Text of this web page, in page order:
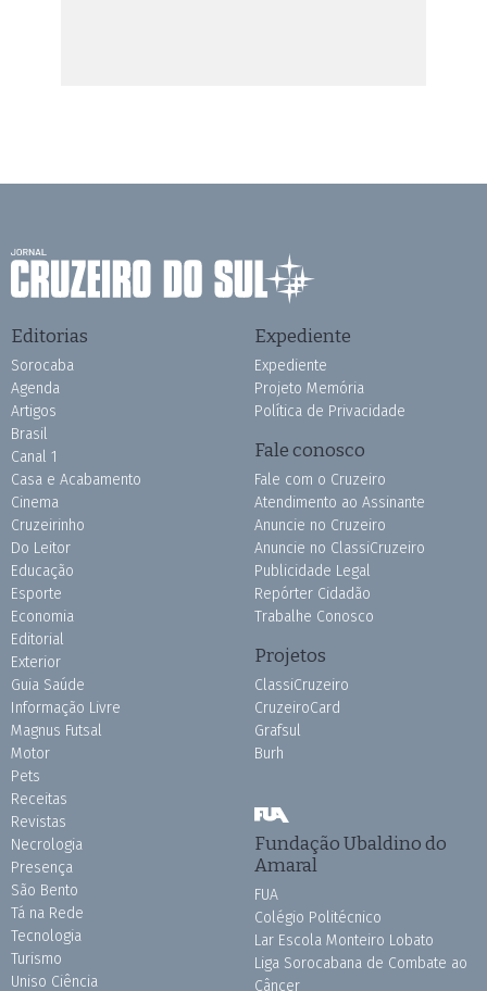
Editorias
Sorocaba
Agenda
Artigos
Brasil
Canal 1
Casa e Acabamento
Cinema
Cruzeirinho
Do Leitor
Educação
Esporte
Economia
Editorial
Exterior
Guia Saúde
Informação Livre
Magnus Futsal
Motor
Pets
Receitas
Revistas
Necrologia
Presença
São Bento
Tá na Rede
Tecnologia
Turismo
Uniso Ciência
Expediente
Expediente
Projeto Memória
Política de Privacidade
Fale conosco
Fale com o Cruzeiro
Atendimento ao Assinante
Anuncie no Cruzeiro
Anuncie no ClassiCruzeiro
Publicidade Legal
Repórter Cidadão
Trabalhe Conosco
Projetos
ClassiCruzeiro
CruzeiroCard
Grafsul
Burh
Fundação Ubaldino do
Amaral
FUA
Colégio Politécnico
Lar Escola Monteiro Lobato
Liga Sorocabana de Combate ao
Câncer